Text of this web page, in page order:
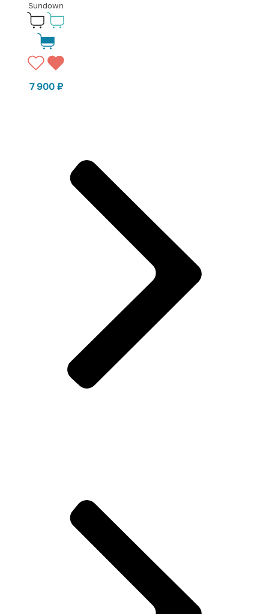
Sundown
7 900 ₽